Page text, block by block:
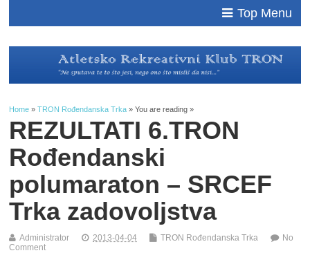
Top Menu
Home »TRON Rođendanska Trka » You are reading »
REZULTATI 6.TRON
Rođendanski
polumaraton – SRCEF
Trka zadovoljstva
Administrator 2013-04-04 TRON Rođendanska Trka
No
Comment